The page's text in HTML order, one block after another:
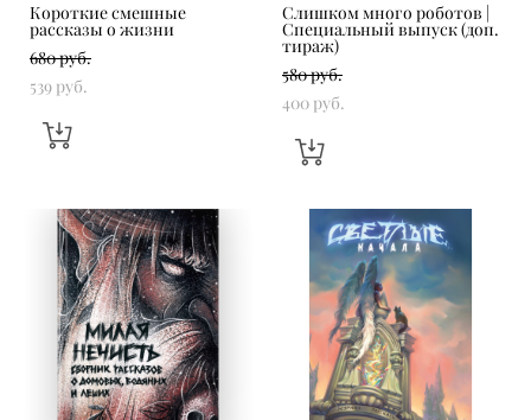
Короткие смешные
рассказы о жизни
680 pуб.
539 pуб.
Слишком много роботов |
Специальный выпуск (доп.
тираж)
580 pуб.
400 pуб.